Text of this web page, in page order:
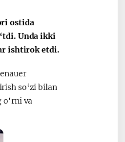
ostida
Unda ikki
ishtirok etdi.
so‘zi bilan
va